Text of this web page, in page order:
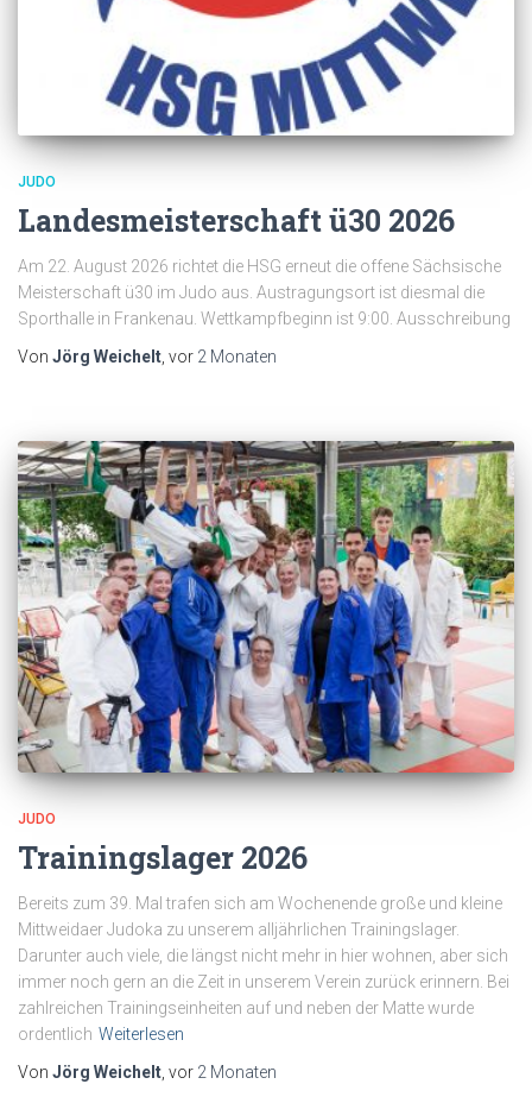
JUDO
Landesmeisterschaft ü30 2026
Am 22. August 2026 richtet die HSG erneut die offene Sächsische
Meisterschaft ü30 im Judo aus. Austragungsort ist diesmal die
Sporthalle in Frankenau. Wettkampfbeginn ist 9:00. Ausschreibung
Von Jörg Weichelt , vor 2 Monaten
JUDO
Trainingslager 2026
Bereits zum 39. Mal trafen sich am Wochenende große und kleine
Mittweidaer Judoka zu unserem alljährlichen Trainingslager.
Darunter auch viele, die längst nicht mehr in hier wohnen, aber sich
immer noch gern an die Zeit in unserem Verein zurück erinnern. Bei
zahlreichen Trainingseinheiten auf und neben der Matte wurde
ordentlich Weiterlesen
Von Jörg Weichelt , vor 2 Monaten